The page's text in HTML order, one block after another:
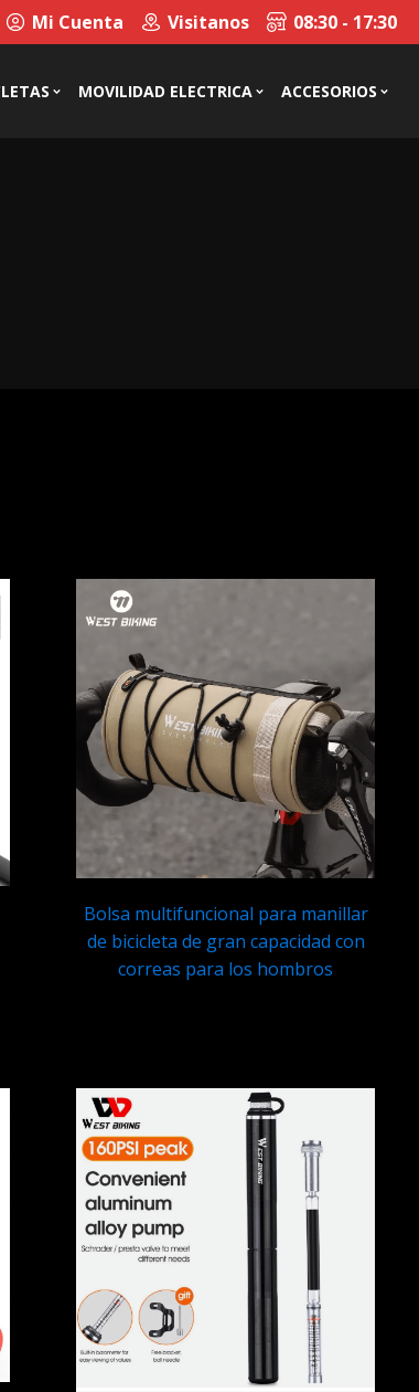
Mi Cuenta Visitanos 08:30 - 17:30
MOVILIDAD ELECTRICA ACCESORIOS
Bolsa multifuncional para manillar
de bicicleta de gran capacidad con
correas para los hombros